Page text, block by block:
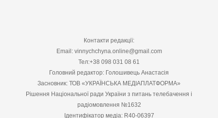
Контакти редакції:
Email: vinnychchyna.online@gmail.com
Тел:+38 098 031 08 61
Головний редактор: Голошивець Анастасія
Засновник: ТОВ «УКРАЇНСЬКА МЕДІАПЛАТФОРМА»
Рішення Національної ради України з питань телебачення і
радіомовлення №1632
Ідентифікатор медіа: R40-06397